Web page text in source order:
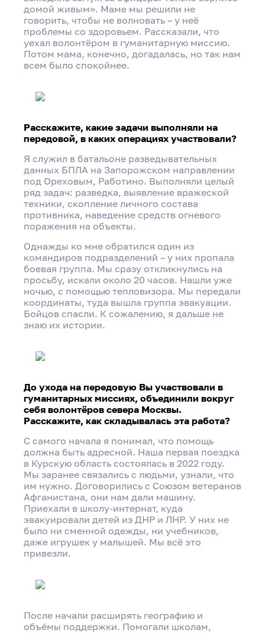
Интервью с «Героем моего района»
домой живым». Маме мы решили не
говорить, чтобы не волновать – у неё
проблемы со здоровьем. Рассказали, что
уехал волонтёром в гуманитарную миссию.
Потом мама, конечно, догадалась, но так нам
всем было спокойнее.
Расскажите, какие задачи выполняли на
передовой, в каких операциях участвовали?
Я служил в батальоне разведывательных
данных БПЛА на Запорожском направлении
под Ореховым, Работино. Выполняли целый
ряд задач: разведка, выявление вражеской
техники, скопление личного состава
противника, наведение средств огневого
поражения на объекты.
Однажды ко мне обратился один из
командиров подразделений – у них пропала
боевая группа. Мы сразу откликнулись на
просьбу, искали около 20 часов. Нашли уже
ночью, с помощью тепловизора. Мы передали
координаты, туда вышла группа эвакуации.
Бойцов спасли. К сожалению, я дальше не
знаю их истории.
До ухода на передовую Вы участвовали в
гуманитарных миссиях, объединили вокруг
себя волонтёров севера Москвы.
Расскажите, как складывалась эта работа?
С самого начала я понимал, что помощь
должна быть адресной. Наша первая поездка
в Курскую область состоялась в 2022 году.
Мы заранее связались с людьми, узнали, что
им нужно. Договорились с Союзом ветеранов
Афганистана, они нам дали машину.
Приехали в школу-интернат, куда
эвакуировали детей из ДНР и ЛНР. У них не
было ни сменной одежды, ни учебников,
даже игрушек у малышей. Мы всё это
привезли.
После начали расширять географию и
объёмы поддержки. Помогали школам,